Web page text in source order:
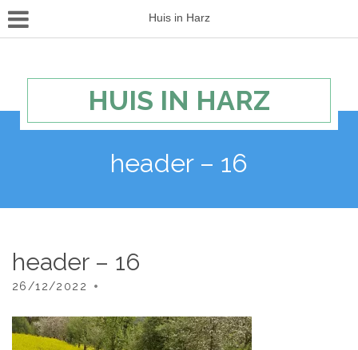
Huis in Harz
HUIS IN HARZ
header – 16
header – 16
26/12/2022